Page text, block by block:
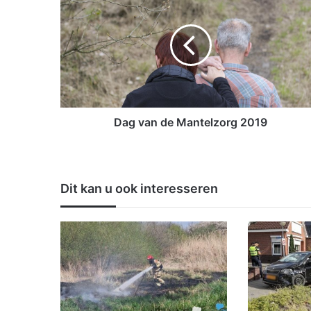
a
g
v
a
n
d
e
M
z
o
r
g
2
0
1
9
Dag van de Mantelzorg 2019
Dit kan u ook interesseren